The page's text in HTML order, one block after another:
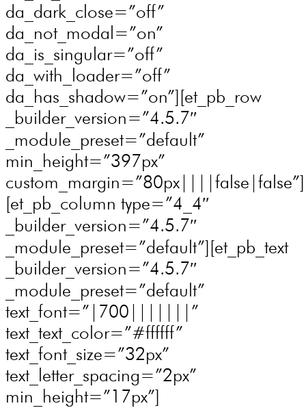
da_dark_close=”off”
da_not_modal=”on”
da_is_singular=”off”
da_with_loader=”off”
da_has_shadow=”on”][et_pb_row
_builder_version=”4.5.7″
_module_preset=”default”
min_height=”397px”
custom_margin=”80px||||false|false”]
[et_pb_column type=”4_4″
_builder_version=”4.5.7″
_module_preset=”default”][et_pb_text
_builder_version=”4.5.7″
_module_preset=”default”
text_font=”|700|||||||”
text_text_color=”#ffffff”
text_font_size=”32px”
text_letter_spacing=”2px”
min_height=”17px”]